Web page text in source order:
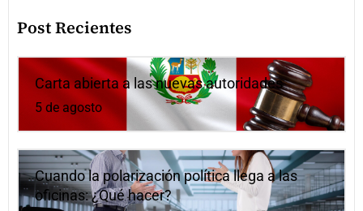
Post Recientes
Carta abierta a las nuevas autoridades
5 de agosto
Cuando la polarización política llega a las
oficinas: ¿Qué hacer?